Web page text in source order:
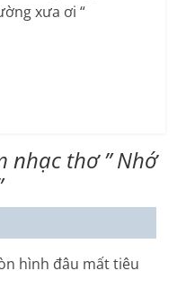
xưa ơi “
nhạc thơ ” Nhớ
hình đâu mất tiêu